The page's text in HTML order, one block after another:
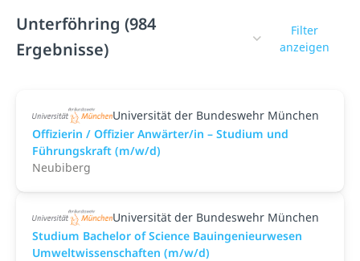
Unterföhring (984
Ergebnisse)
Filter
anzeigen
Universität der Bundeswehr München
Offizierin / Offizier Anwärter/in – Studium und
Führungskraft (m/w/d)
Neubiberg
Universität der Bundeswehr München
Studium Bachelor of Science Bauingenieurwesen
Umweltwissenschaften (m/w/d)